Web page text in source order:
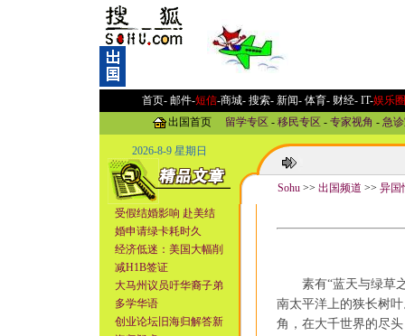
首页- 邮件-短信-商城- 搜索-新闻- 体育-财经- IT-娱乐圈
出国首页
留学专区- 移民专区- 专家视角 - 急
2026-8-9 星期日
受假结婚影响 赴美结
婚申请绿卡耗时久
经济低迷：美国大幅削
减H1B签证
大马州议员吁华裔子弟
多学华语
创业论坛旧海归解答新
Sohu >> 出国频道 >> 异国
素有“蓝天与绿草之
南太平洋上的狭长树
角，在大千世界的尽